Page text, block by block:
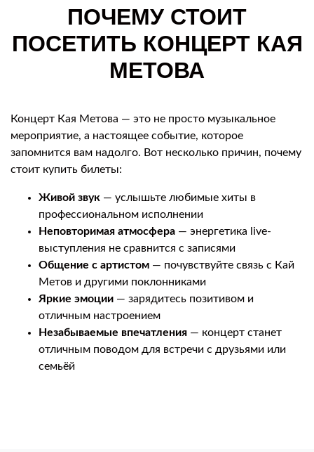
ПОЧЕМУ СТОИТ
ПОСЕТИТЬ КОНЦЕРТ КАЯ
МЕТОВА
Концерт Кая Метова — это не просто музыкальное
мероприятие, а настоящее событие, которое
запомнится вам надолго. Вот несколько причин, почему
стоит купить билеты:
Живой звук — услышьте любимые хиты в
профессиональном исполнении
Неповторимая атмосфера — энергетика live-
выступления не сравнится с записями
Общение с артистом — почувствуйте связь с Кай
Метов и другими поклонниками
Яркие эмоции — зарядитесь позитивом и
отличным настроением
Незабываемые впечатления — концерт станет
отличным поводом для встречи с друзьями или
семьёй